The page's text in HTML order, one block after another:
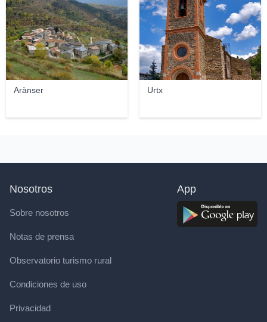
Arànser Urtx
Nosotros
Sobre nosotros
Notas de prensa
Observatorio turismo rural
Condiciones de uso
Privacidad
App